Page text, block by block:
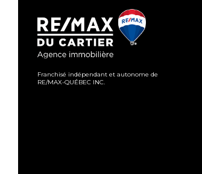
Franchisé indépendant et autonome de
RE/MAX-QUÉBEC INC.